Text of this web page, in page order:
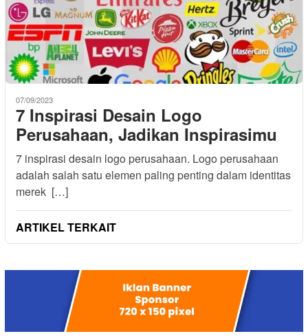
07/09/2023
7 Inspirasi Desain Logo
Perusahaan, Jadikan Inspirasimu
7 inspirasi desain logo perusahaan. Logo perusahaan
adalah salah satu elemen paling penting dalam identitas
merek […]
ARTIKEL TERKAIT